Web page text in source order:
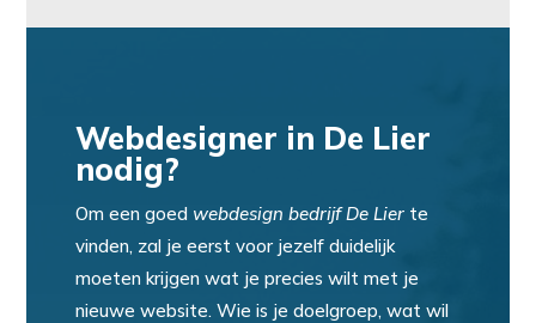
Webdesigner in De Lier
nodig?
Om een goed webdesign bedrijf De Lierte
vinden, zal je eerst voor jezelf duidelijk
moeten krijgen wat je precies wilt met je
nieuwe website. Wie is je doelgroep, wat wil